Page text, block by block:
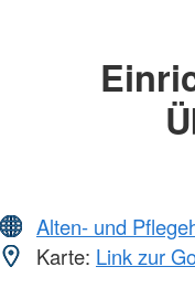
Alten- und
Karte: Link zur